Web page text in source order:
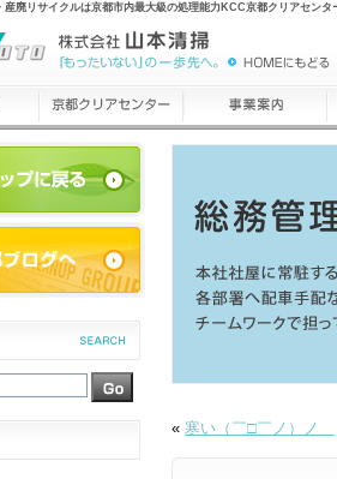
産廃リサイクルは京都市内最大級の処理能力KCC京都クリアセンタ
« 寒い（￣□￣ノ）ノ